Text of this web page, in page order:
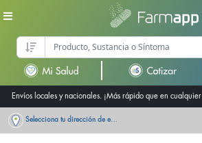
Envíos locales y nacionales. ¡Más rápido que en
Selecciona tu dirección de entrega